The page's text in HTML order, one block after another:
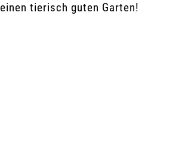
tierisch guten Garten!